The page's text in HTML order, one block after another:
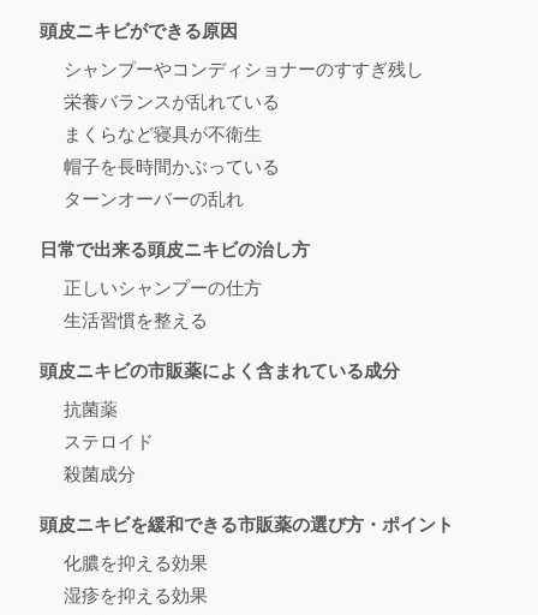
頭皮ニキビができる原因
シャンプーやコンディショナーのすすぎ残し
栄養バランスが乱れている
まくらなど寝具が不衛生
帽子を長時間かぶっている
ターンオーバーの乱れ
日常で出来る頭皮ニキビの治し方
正しいシャンプーの仕方
生活習慣を整える
頭皮ニキビの市販薬によく含まれている成分
抗菌薬
ステロイド
殺菌成分
頭皮ニキビを緩和できる市販薬の選び方・ポイント
化膿を抑える効果
湿疹を抑える効果